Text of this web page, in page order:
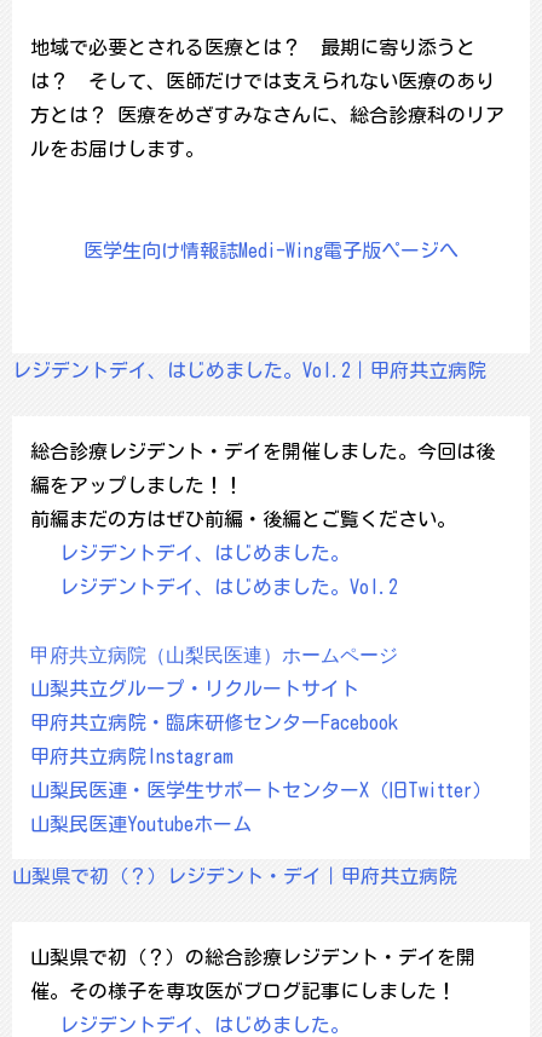
地域で必要とされる医療とは？ 最期に寄り添うと
は？ そして、医師だけでは支えられない医療のあり
方とは？ 医療をめざすみなさんに、総合診療科のリア
ルをお届けします。
医学生向け情報誌Medi-Wing電子版ページへ
レジデントデイ、はじめました。Vol.2｜甲府共立病院
総合診療レジデント・デイを開催しました。今回は後
編をアップしました！！
前編まだの方はぜひ前編・後編とご覧ください。
レジデントデイ、はじめました。
レジデントデイ、はじめました。Vol.2
甲府共立病院（山梨民医連）ホームページ
山梨共立グループ・リクルートサイト
甲府共立病院・臨床研修センターFacebook
甲府共立病院Instagram
山梨民医連・医学生サポートセンターX（旧Twitter）
山梨民医連Youtubeホーム
山梨県で初（？）レジデント・デイ｜甲府共立病院
山梨県で初（？）の総合診療レジデント・デイを開
催。その様子を専攻医がブログ記事にしました！
レジデントデイ、はじめました。